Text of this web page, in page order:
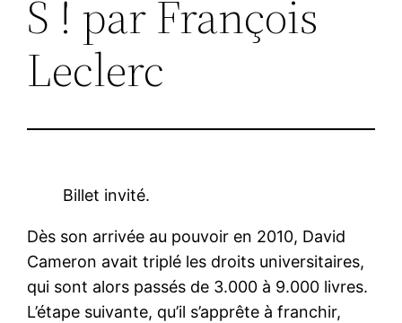
S ! par François
Leclerc
Billet invité.
Dès son arrivée au pouvoir en 2010, David
Cameron avait triplé les droits universitaires,
qui sont alors passés de 3.000 à 9.000 livres.
L’étape suivante, qu’il s’apprête à franchir,